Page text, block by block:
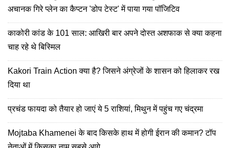
अचानक गिरे प्लेन का कैप्टन 'डोप टेस्ट' में पाया गया पॉजिटिव
काकोरी कांड के 101 साल: आखिरी बार अपने दोस्त अशफाक से क्या कहना
चाह रहे थे बिस्मिल
Kakori Train Action क्या है? जिसने अंग्रेजों के शासन को हिलाकर रख
दिया था
प्रचंड फायदा को तैयार हो जाएं ये 5 राशियां, मिथुन में पहुंच गए चंद्रमा
Mojtaba Khamenei के बाद किसके हाथ में होगी ईरान की कमान? टॉप